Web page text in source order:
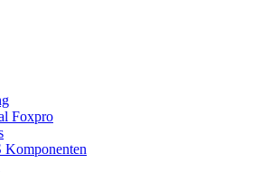
Foxpro
Komponenten